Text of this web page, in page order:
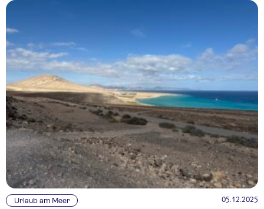
Urlaub am Meer 05.12.2025